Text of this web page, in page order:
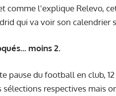
comme l'explique Relevo,
qui va voir son calendrier
moins 2.
pause du football en club,
sélections respectives mais